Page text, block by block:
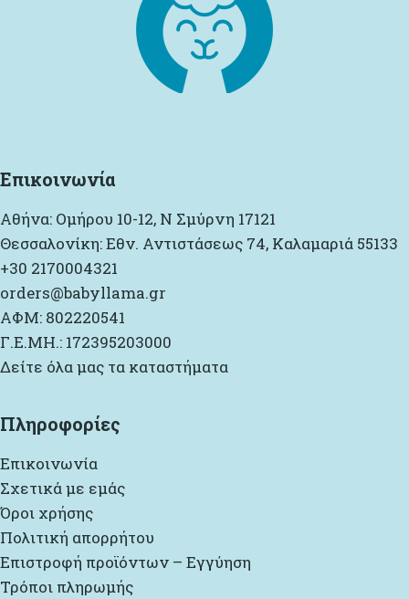
Επικοινωνία
Αθήνα: Ομήρου 10-12, Ν Σμύρνη 17121
Θεσσαλονίκη: Εθν. Αντιστάσεως 74, Καλαμαριά 55133
+30 2170004321
orders@babyllama.gr
ΑΦΜ: 802220541
Γ.Ε.ΜΗ.: 172395203000
Δείτε όλα μας τα καταστήματα
Πληροφορίες
Επικοινωνία
Σχετικά με εμάς
Όροι χρήσης
Πολιτική απορρήτου
Επιστροφή προϊόντων – Εγγύηση
Τρόποι πληρωμής